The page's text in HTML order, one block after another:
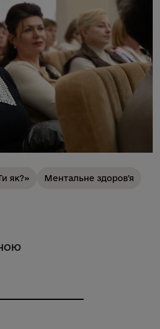
як?» Ментальне здоров'я